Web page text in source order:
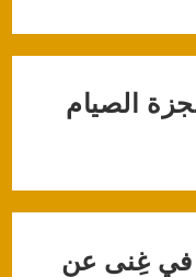
الصيام
في غِنى عن